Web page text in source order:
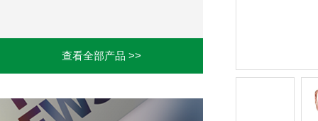
查看全部产品 >>